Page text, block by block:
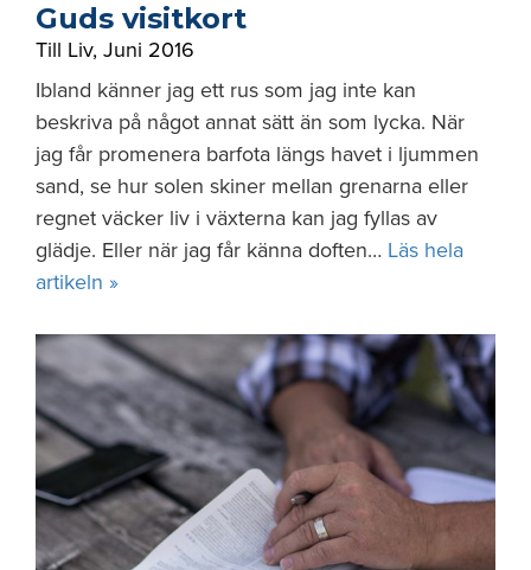
Guds visitkort
Till Liv, Juni 2016
Ibland känner jag ett rus som jag inte kan
beskriva på något annat sätt än som lycka. När
jag får promenera barfota längs havet i ljummen
sand, se hur solen skiner mellan grenarna eller
regnet väcker liv i växterna kan jag fyllas av
glädje. Eller när jag får känna doften… Läs hela
artikeln »